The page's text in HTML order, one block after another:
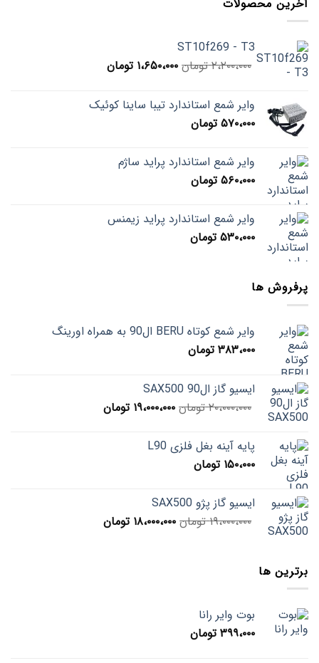
آخرین محصولات
ST10f269 - T3
۲،۲۰۰،۰۰۰ تومان قیمت
۲،۲۰۰،۰۰۰ تومان
بود.
۱،۶۵۰،۰۰۰ تومانقیمت
است.
وایر شمع استاندارد تیبا ساینا کوئیک
۵۷۰،۰۰۰ تومان
وایر شمع استاندارد پراید ساژم
۵۶۰،۰۰۰ تومان
وایر شمع استاندارد پراید زیمنس
۵۳۰،۰۰۰ تومان
پرفروش ها
وایر شمع کوتاه BERU ال90 به همراه اورینگ
۳۸۳،۰۰۰ تومان
ایسیو گاز ال90 SAX500
۲۰،۰۰۰،۰۰۰ تومان قیمت
بود.
۱۹،۰۰۰،۰۰۰ تومانقیمت
پایه آینه بغل فلزی L90
۱۵۰،۰۰۰ تومان
ایسیو گاز پژو SAX500
۱۹،۰۰۰،۰۰۰ تومان قیمت
۱۸،۰۰۰،۰۰۰ تومانقیمت
برترین ها
بوت وایر رانا
۳۹۹،۰۰۰ تومان